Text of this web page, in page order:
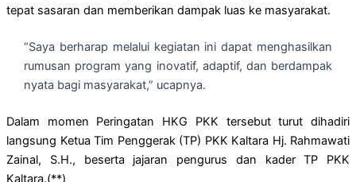
tepat sasaran dan memberikan dampak luas ke masyarakat.
“Saya berharap melalui kegiatan ini dapat menghasilkan
rumusan program yang inovatif, adaptif, dan berdampak
nyata bagi masyarakat,” ucapnya.
Dalam momen Peringatan HKG PKK tersebut turut dihadiri
langsung Ketua Tim Penggerak (TP) PKK Kaltara Hj. Rahmawati
Zainal, S.H., beserta jajaran pengurus dan kader TP PKK
Kaltara.(**)